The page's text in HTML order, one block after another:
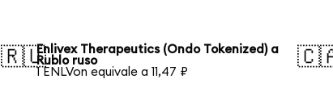
🇷🇺Enlivex Therapeutics (Ondo Tokenized) a
Rublo ruso
1 ENLVon equivale a 11,47 ₽